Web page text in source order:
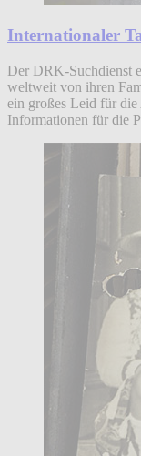
Internationaler
Der DRK-Suchdienst
weltweit von ihren
ein großes Leid für
Informationen für die